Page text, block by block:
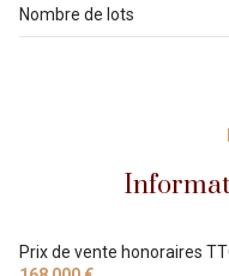
Nombre de lots
Prix de vente honoraires